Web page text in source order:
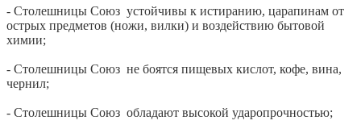
- Столешницы Союз устойчивы к истиранию, царапинам от
острых предметов (ножи, вилки) и воздействию бытовой
химии;
- Столешницы Союз не боятся пищевых кислот, кофе, вина,
чернил;
- Столешницы Союз обладают высокой ударопрочностью;